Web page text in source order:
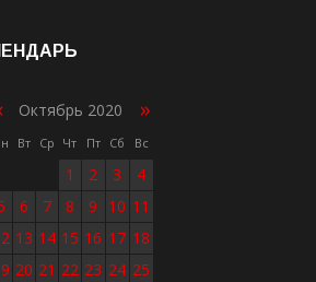
Октябрь 2020 »
Вт Ср Чт Пт Сб Вс
1 2 3
4
6 7 8 9 10 11
13 14 15 16 17 18
20 21 22 23 24 25